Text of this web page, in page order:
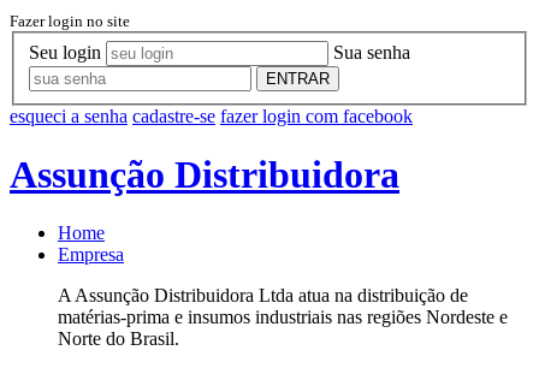
Fazer login no site
Seu login Sua senha
ENTRAR
esqueci a senha cadastre-se fazer login com facebook
Assunção Distribuidora
Home
Empresa
A Assunção Distribuidora Ltda atua na distribuição de
matérias-prima e insumos industriais nas regiões Nordeste e
Norte do Brasil.